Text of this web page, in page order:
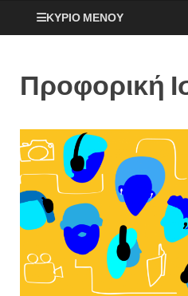
ΚΎΡΙΟ ΜΕΝΟΎ
Προφορική